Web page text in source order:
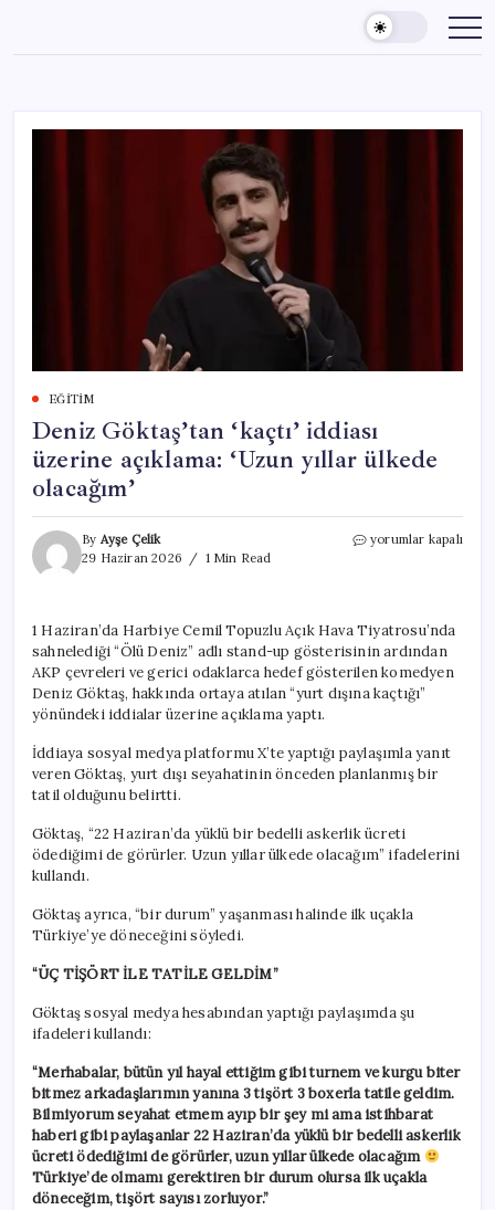
content
EĞITIM
Deniz Göktaş’tan ‘kaçtı’ iddiası
üzerine açıklama: ‘Uzun yıllar ülkede
olacağım’
By Ayşe Çelik
29 Haziran 2026
1 Min Read
Deniz
açıklama:
‘Uzun
yıllar
ülkede
olacağım’
yorumlar kapalı
1 Haziran’da Harbiye Cemil Topuzlu Açık Hava Tiyatrosu’nda
sahnelediği “Ölü Deniz” adlı stand-up gösterisinin ardından
AKP çevreleri ve gerici odaklarca hedef gösterilen komedyen
Deniz Göktaş, hakkında ortaya atılan “yurt dışına kaçtığı”
yönündeki iddialar üzerine açıklama yaptı.
İddiaya sosyal medya platformu X’te yaptığı paylaşımla yanıt
veren Göktaş, yurt dışı seyahatinin önceden planlanmış bir
tatil olduğunu belirtti.
Göktaş, “22 Haziran’da yüklü bir bedelli askerlik ücreti
ödediğimi de görürler. Uzun yıllar ülkede olacağım” ifadelerini
kullandı.
Göktaş ayrıca, “bir durum” yaşanması halinde ilk uçakla
Türkiye’ye döneceğini söyledi.
“ÜÇ TİŞÖRT İLE TATİLE GELDİM”
Göktaş sosyal medya hesabından yaptığı paylaşımda şu
ifadeleri kullandı:
“Merhabalar, bütün yıl hayal ettiğim gibi turnem ve kurgu biter
bitmez arkadaşlarımın yanına 3 tişört 3 boxerla tatile geldim.
Bilmiyorum seyahat etmem ayıp bir şey mi ama istihbarat
haberi gibi paylaşanlar 22 Haziran’da yüklü bir bedelli askerlik
ücreti ödediğimi de görürler, uzun yıllar ülkede olacağım
Türkiye’de olmamı gerektiren bir durum olursa ilk uçakla
döneceğim, tişört sayısı zorluyor.”